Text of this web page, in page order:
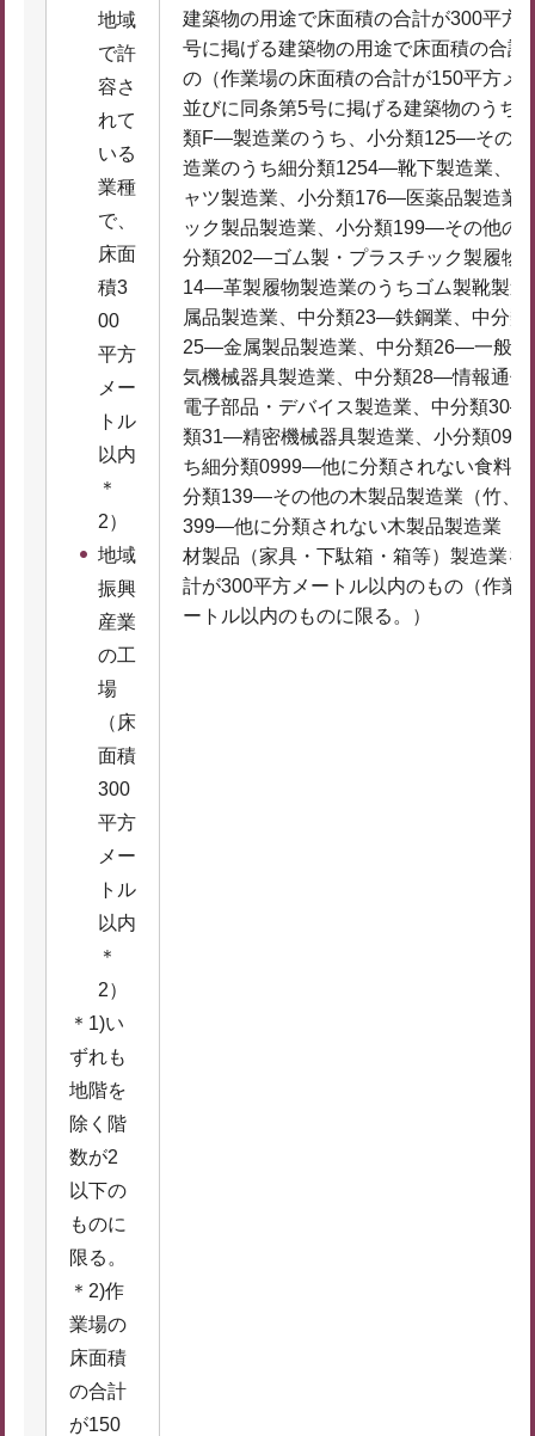
地域
で許
容さ
れて
いる
業種
で、
床面
積3
00
平方
メー
トル
以内
＊
2）
地域
振興
産業
の工
場
（床
面積
300
平方
メー
トル
以内
＊
2）
＊1)い
ずれも
地階を
除く階
数が2
以下の
ものに
限る。
＊2)作
業場の
床面積
の合計
が150
建築物の用途で床面積の合計が300平方
号に掲げる建築物の用途で床面積の合
の（作業場の床面積の合計が150平方メ
並びに同条第5号に掲げる建築物のうち
類F―製造業のうち、小分類125―その他
造業のうち細分類1254―靴下製造業、
ャツ製造業、小分類176―医薬品製造業
ック製品製造業、小分類199―その他の
分類202―ゴム製・プラスチック製履物
14―革製履物製造業のうちゴム製靴製造
属品製造業、中分類23―鉄鋼業、中分
25―金属製品製造業、中分類26―一般
気機械器具製造業、中分類28―情報通
電子部品・デバイス製造業、中分類30―
類31―精密機械器具製造業、小分類
ち細分類0999―他に分類されない食料
分類139―その他の木製品製造業（竹、
399―他に分類されない木製品製造業（
材製品（家具・下駄箱・箱等）製造業
計が300平方メートル以内のもの（作業
ートル以内のものに限る。）